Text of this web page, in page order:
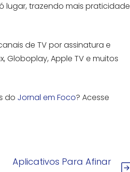
lugar, trazendo mais praticidade
de TV por assinatura e
Globoplay, Apple TV e muitos
do Jornal em Foco? Acesse
Aplicativos Para Afinar